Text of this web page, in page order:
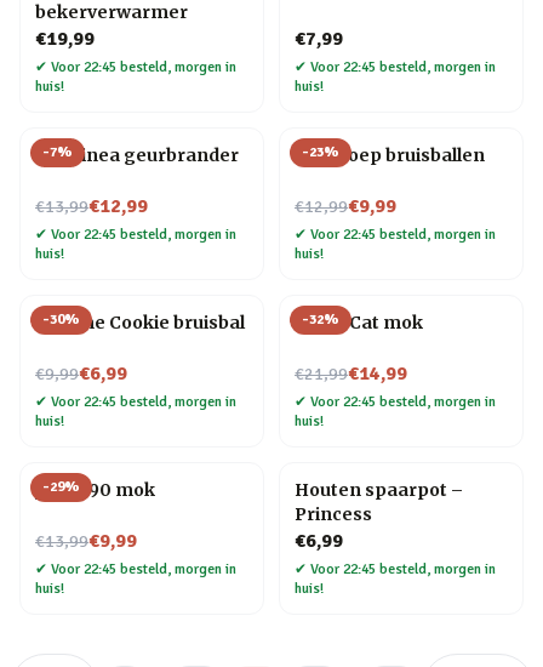
bekerverwarmer
€19,99
✔ Voor 22:45 besteld, morgen in
huis!
€7,99
✔ Voor 22:45 besteld, morgen in
huis!
-7%
Chiminea geurbrander
€13,99
Nu voor€12,99
✔ Voor 22:45 besteld, morgen in
huis!
-23%
Dinopoep bruisballen
€12,99
Nu voor€9,99
✔ Voor 22:45 besteld, morgen in
huis!
-30%
Fortune Cookie bruisbal
€9,99
Nu voor€6,99
✔ Voor 22:45 besteld, morgen in
huis!
-32%
Crazy Cat mok
€21,99
Nu voor€14,99
✔ Voor 22:45 besteld, morgen in
huis!
-29%
Jaren 90 mok
€13,99
Nu voor€9,99
✔ Voor 22:45 besteld, morgen in
huis!
Houten spaarpot –
Princess
€6,99
✔ Voor 22:45 besteld, morgen in
huis!